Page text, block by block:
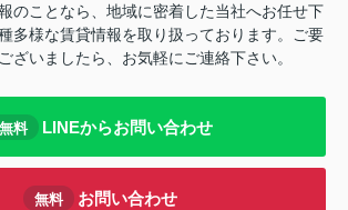
のことなら、地域に密着した当社へお任せ下
多様な賃貸情報を取り扱っております。ご要
ざいましたら、お気軽にご連絡下さい。
無料 LINEからお問い合わせ
無料 お問い合わせ